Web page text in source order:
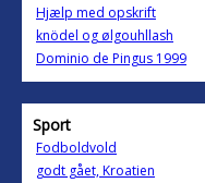
Hjælp med opskrift
knödel og ølgouhllash
Dominio de Pingus 1999
Sport
Fodboldvold
godt gået, Kroatien